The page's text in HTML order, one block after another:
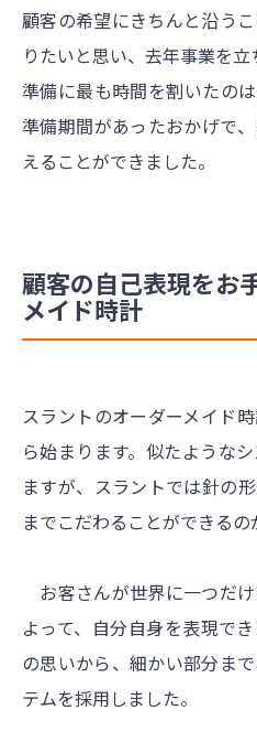
顧客の希望にきちんと沿う
りたいと思い、去年事業を立
準備に最も時間を割いたの
準備期間があったおかげで
えることができました。
顧客の自己表現をお
メイド時計
スラントのオーダーメイド
ら始まります。似たような
ますが、スラントでは針の
までこだわることができるの
お客さんが世界に一つだ
よって、自分自身を表現で
の思いから、細かい部分ま
テムを採用しました。